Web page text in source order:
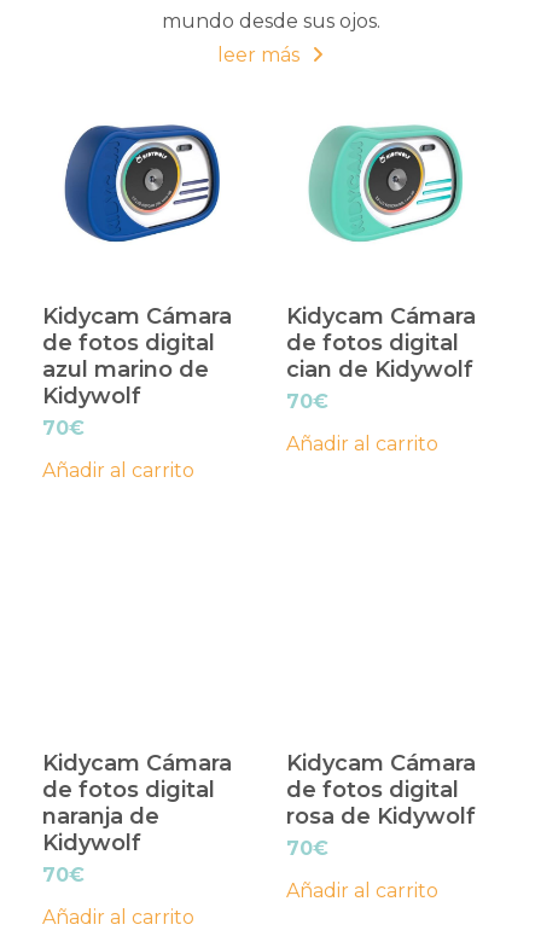
mundo desde sus ojos.
leer más
Kidycam Cámara
de fotos digital
azul marino de
Kidywolf
70€
Añadir al carrito
Kidycam Cámara
de fotos digital
cian de Kidywolf
70€
Añadir al carrito
Kidycam Cámara
de fotos digital
naranja de
Kidywolf
70€
Añadir al carrito
Kidycam Cámara
de fotos digital
rosa de Kidywolf
70€
Añadir al carrito